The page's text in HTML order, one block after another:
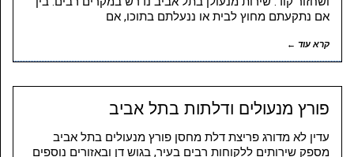
אם נתקעתם מחוץ לבית או ננעלתם בתוכו, אם
קרא עוד ←
פורץ מנעולים ודלתות בתל אביב
עדין לא מדורג פריצת דלת מחסן פורץ מנעולים בתל אביב
מספק שירותים ללקוחות רבים בעיר, בגוש דן ובאזורים נוספים